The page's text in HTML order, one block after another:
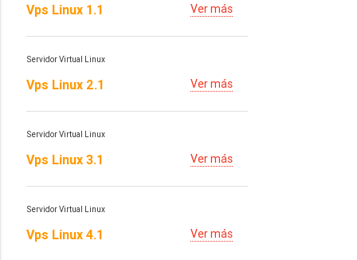
Vps Linux 1.1 Ver más
Servidor Virtual Linux
Vps Linux 2.1 Ver más
Servidor Virtual Linux
Vps Linux 3.1 Ver más
Servidor Virtual Linux
Vps Linux 4.1 Ver más